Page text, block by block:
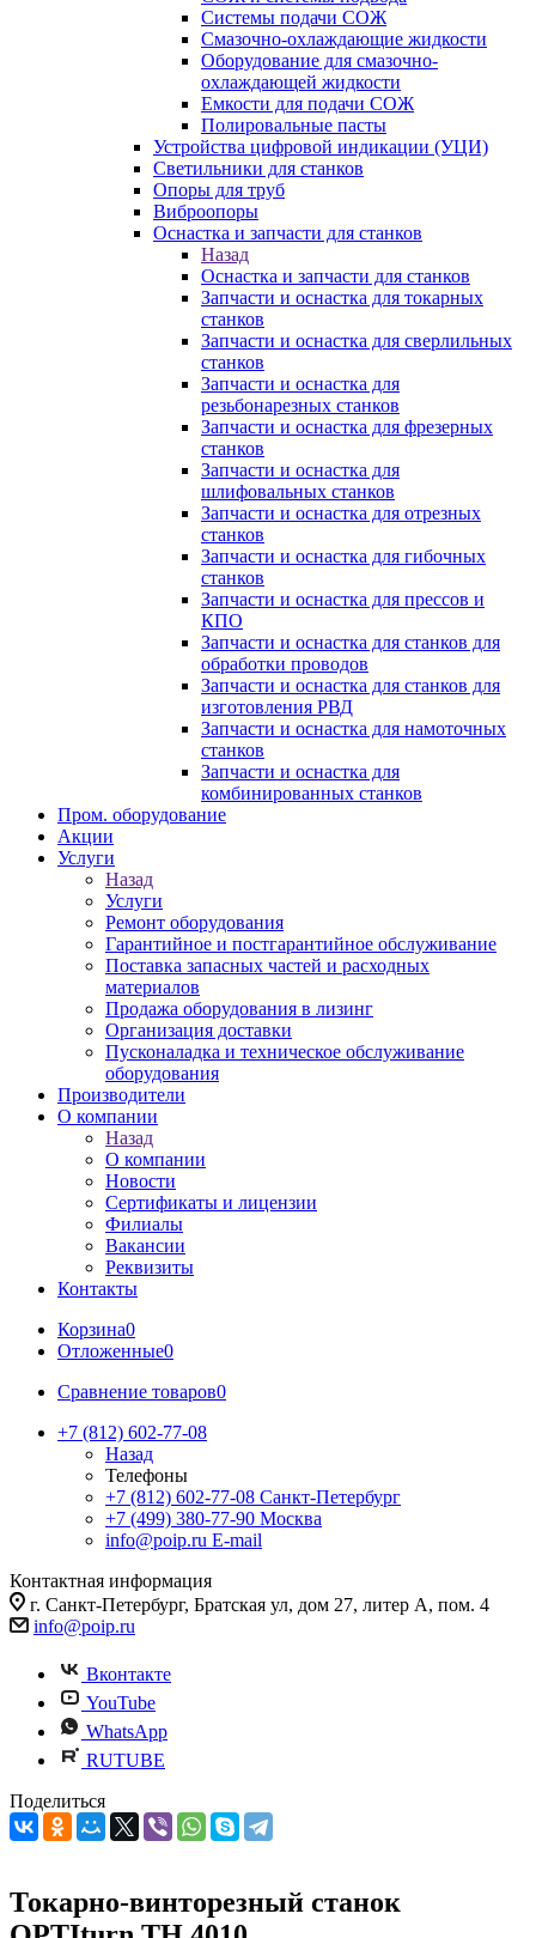
Системы подачи СОЖ
Смазочно-охлаждающие жидкости
Оборудование для смазочно-
охлаждающей жидкости
Емкости для подачи СОЖ
Полировальные пасты
Устройства цифровой индикации (УЦИ)
Светильники для станков
Опоры для труб
Виброопоры
Оснастка и запчасти для станков
Назад
Оснастка и запчасти для станков
Запчасти и оснастка для токарных
станков
Запчасти и оснастка для сверлильных
станков
Запчасти и оснастка для
резьбонарезных станков
Запчасти и оснастка для фрезерных
станков
Запчасти и оснастка для
шлифовальных станков
Запчасти и оснастка для отрезных
станков
Запчасти и оснастка для гибочных
станков
Запчасти и оснастка для прессов и
КПО
Запчасти и оснастка для станков для
обработки проводов
Запчасти и оснастка для станков для
изготовления РВД
Запчасти и оснастка для намоточных
станков
Запчасти и оснастка для
комбинированных станков
Пром. оборудование
Акции
Услуги
Назад
Услуги
Ремонт оборудования
Гарантийное и постгарантийное обслуживание
Поставка запасных частей и расходных
материалов
Продажа оборудования в лизинг
Организация доставки
Пусконаладка и техническое обслуживание
оборудования
Производители
О компании
Назад
О компании
Новости
Сертификаты и лицензии
Филиалы
Вакансии
Реквизиты
Контакты
Корзина0
Отложенные0
Сравнение товаров0
+7 (812) 602-77-08
Назад
Телефоны
+7 (812) 602-77-08 Санкт-Петербург
+7 (499) 380-77-90 Москва
info@poip.ru E-mail
Контактная информация
г. Санкт-Петербург, Братская ул, дом 27, литер А, пом. 4
info@poip.ru
Вконтакте
YouTube
WhatsApp
RUTUBE
Поделиться
Токарно-винторезный станок